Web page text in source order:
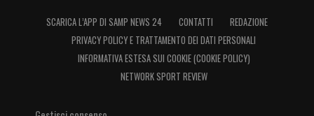
SCARICA L’APP DI SAMP NEWS 24 CONTATTI
REDAZIONE
PRIVACY POLICY E TRATTAMENTO DEI DATI PERSONALI
INFORMATIVA ESTESA SUI COOKIE (COOKIE POLICY)
NETWORK SPORT REVIEW